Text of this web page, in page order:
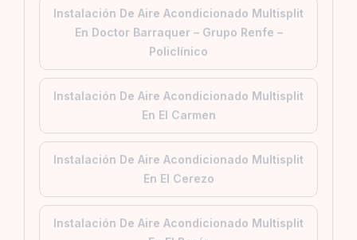
Instalación De Aire Acondicionado Multisplit
En Doctor Barraquer – Grupo Renfe –
Policlínico
Instalación De Aire Acondicionado Multisplit
En El Carmen
Instalación De Aire Acondicionado Multisplit
En El Cerezo
Instalación De Aire Acondicionado Multisplit